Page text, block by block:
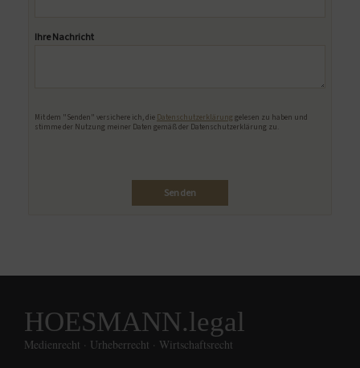
Ihre Nachricht
Mit dem "Senden" versichere ich, die Datenschutzerklärung gelesen zu haben und
stimme der Nutzung meiner Daten gemäß der Datenschutzerklärung zu.
HOESMANN.legal
Medienrecht · Urheberrecht · Wirtschaftsrecht